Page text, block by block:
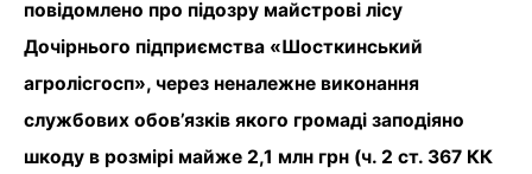
повідомлено про підозру майстрові лісу
Дочірнього підприємства «Шосткинський
агролісгосп», через неналежне виконання
службових обов’язків якого громаді заподіяно
шкоду в розмірі майже 2,1 млн грн (ч. 2 ст. 367 КК